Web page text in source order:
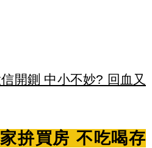
開鍘 中小不妙? 回血又
拚買房 不吃喝存